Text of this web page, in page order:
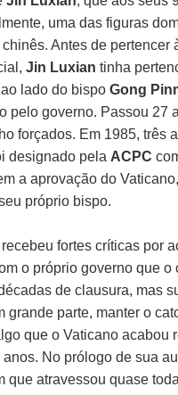
uma das figuras
Antes de pertencer
Jin Luxian tinha
lado do bispoGong
pelo governo. Passou 27
forçados. Em 1985, três
designado pela ACPC
a aprovação do
próprio bispo.
recebeu fortes críticas por
o próprio governo que o
de clausura, mas
grande parte, manter o
que o Vaticano acabou
anos. No prólogo de sua
que atravessou quase